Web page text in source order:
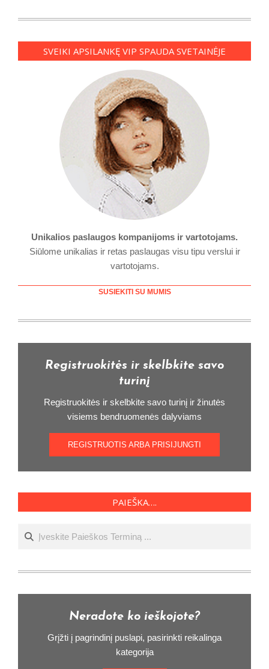
SVEIKI APSILANKĘ VIP SPAUDA SVETAINĖJE
Unikalios paslaugos kompanijoms ir vartotojams.
Siūlome unikalias ir retas paslaugas visu tipu verslui ir
vartotojams.
SUSIEKITI SU MUMIS
Registruokitės ir skelbkite savo
turinį
Registruokitės ir skelbkite savo turinį ir žinutės
visiems bendruomenės dalyviams
REGISTRUOTIS ARBA PRISIJUNGTI
PAIEŠKA….
Ieškoti
Neradote ko ieškojote?
Grįžti į pagrindinį puslapi, pasirinkti reikalinga
kategorija